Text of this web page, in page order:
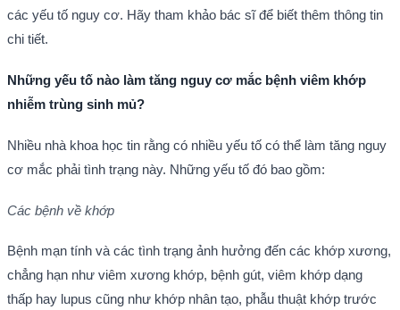
các yếu tố nguy cơ. Hãy tham khảo bác sĩ để biết thêm thông tin
chi tiết.
Những yếu tố nào làm tăng nguy cơ mắc bệnh viêm khớp
nhiễm trùng sinh mủ?
Nhiều nhà khoa học tin rằng có nhiều yếu tố có thể làm tăng nguy
cơ mắc phải tình trạng này. Những yếu tố đó bao gồm:
Các bệnh về khớp
Bệnh mạn tính và các tình trạng ảnh hưởng đến các khớp xương,
chẳng hạn như viêm xương khớp, bệnh gút, viêm khớp dạng
thấp hay lupus cũng như khớp nhân tạo, phẫu thuật khớp trước